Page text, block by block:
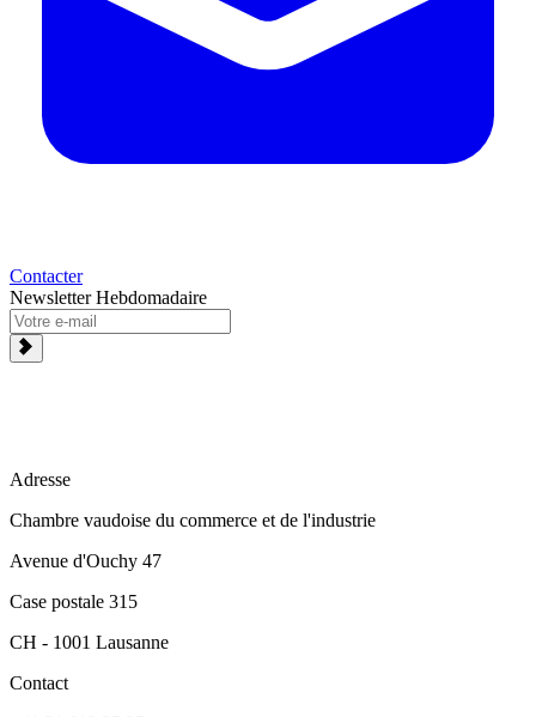
Contacter
Newsletter Hebdomadaire
Adresse
Chambre vaudoise du commerce et de l'industrie
Avenue d'Ouchy 47
Case postale 315
CH - 1001 Lausanne
Contact